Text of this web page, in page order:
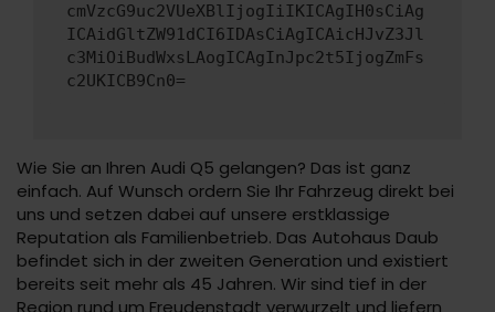
cmVzcG9uc2VUeXBlIjogIiIKICAgIH0sCiAg
ICAidGltZW91dCI6IDAsCiAgICAicHJvZ3Jl
c3MiOiBudWxsLAogICAgInJpc2t5IjogZmFs
c2UKICB9Cn0=
Wie Sie an Ihren Audi Q5 gelangen? Das ist ganz
einfach. Auf Wunsch ordern Sie Ihr Fahrzeug direkt bei
uns und setzen dabei auf unsere erstklassige
Reputation als Familienbetrieb. Das Autohaus Daub
befindet sich in der zweiten Generation und existiert
bereits seit mehr als 45 Jahren. Wir sind tief in der
Region rund um Freudenstadt verwurzelt und liefern